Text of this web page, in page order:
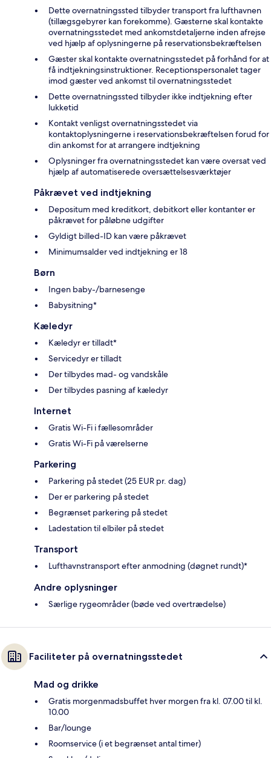
Dette overnatningssted tilbyder transport fra lufthavnen
(tillægsgebyrer kan forekomme). Gæsterne skal kontakte
overnatningsstedet med ankomstdetaljerne inden afrejse
ved hjælp af oplysningerne på reservationsbekræftelsen
Gæster skal kontakte overnatningsstedet på forhånd for at
få indtjekningsinstruktioner. Receptionspersonalet tager
imod gæster ved ankomst til overnatningsstedet
Dette overnatningssted tilbyder ikke indtjekning efter
lukketid
Kontakt venligst overnatningsstedet via
kontaktoplysningerne i reservationsbekræftelsen forud for
din ankomst for at arrangere indtjekning
Oplysninger fra overnatningsstedet kan være oversat ved
hjælp af automatiserede oversættelsesværktøjer
Påkrævet ved indtjekning
Depositum med kreditkort, debitkort eller kontanter er
påkrævet for påløbne udgifter
Gyldigt billed-ID kan være påkrævet
Minimumsalder ved indtjekning er 18
Børn
Ingen baby-/barnesenge
Babysitning*
Kæledyr
Kæledyr er tilladt*
Servicedyr er tilladt
Der tilbydes mad- og vandskåle
Der tilbydes pasning af kæledyr
Internet
Gratis Wi-Fi i fællesområder
Gratis Wi-Fi på værelserne
Parkering
Parkering på stedet (25 EUR pr. dag)
Der er parkering på stedet
Begrænset parkering på stedet
Ladestation til elbiler på stedet
Transport
Lufthavnstransport efter anmodning (døgnet rundt)*
Andre oplysninger
Særlige rygeområder (bøde ved overtrædelse)
Faciliteter på overnatningsstedet
Mad og drikke
Gratis morgenmadsbuffet hver morgen fra kl. 07.00 til kl.
10.00
Bar/lounge
Roomservice (i et begrænset antal timer)